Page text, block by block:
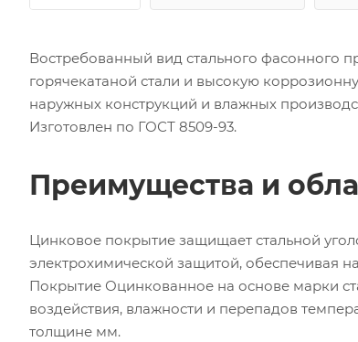
Востребованный вид стального фасонного
горячекатаной стали и высокую
наружных конструкций и влажных
Изготовлен по ГОСТ 8509-93.
Преимущества и
Цинковое покрытие защищает стальной
электрохимической защитой, обеспечивая
Покрытие Оцинкованное на основе марки
воздействия, влажности и перепадов
толщине мм.